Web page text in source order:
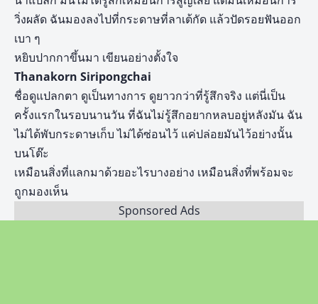
วิ่งผลัด ฉันมองลงไปที่กระดาษที่ลาเต้กัด แล้วปัดรอยฟันออก
เบา ๆ
หยิบปากกาขึ้นมา เขียนอย่างตั้งใจ
Thanakorn Siripongchai
ชื่อดูแปลกตา ดูเป็นทางการ ดูยาวกว่าที่รู้สึกจริง แต่นี่เป็น
ครั้งแรกในรอบนานวัน ที่ฉันไม่รู้สึกอยากหลบอยู่หลังมัน ฉัน
ไม่ได้พับกระดาษเก็บ ไม่ได้ซ่อนไว้ แค่ปล่อยมันไว้อย่างนั้น
บนโต๊ะ
เหมือนสิ่งที่แลกมาด้วยอะไรบางอย่าง เหมือนสิ่งที่พร้อมจะ
ถูกมองเห็น
Sponsored Ads